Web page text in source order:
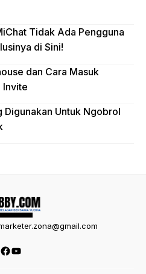
Tidak Ada Pengguna
di Sini!
dan Cara Masuk
Invite
Digunakan Untuk Ngobrol
Facebook
YouTube